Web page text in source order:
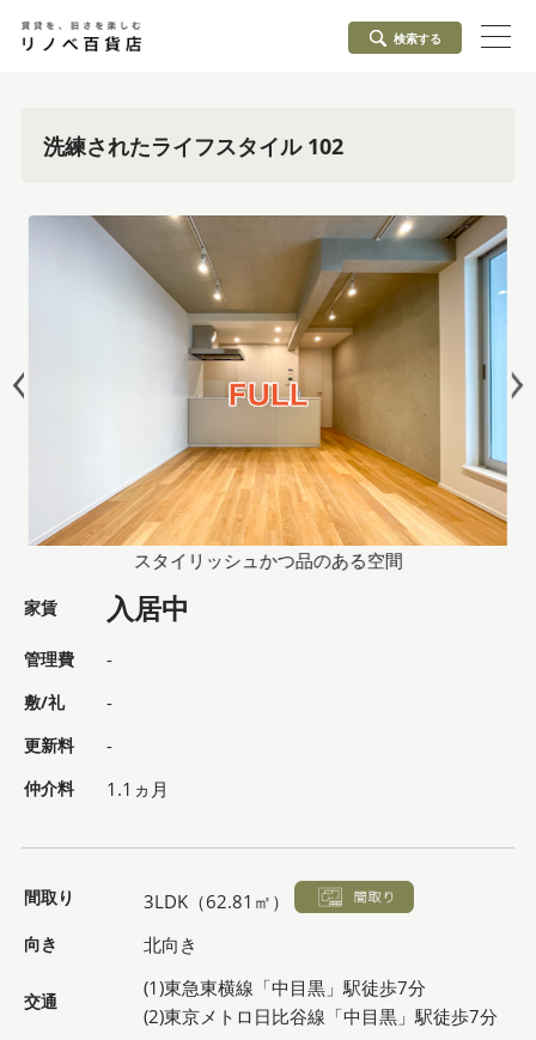
検索する
洗練されたライフスタイル 102
スタイリッシュかつ品のある空間
家賃 入居中
管理費 -
敷/礼 -
更新料 -
仲介料 1.1ヵ月
間取り 3LDK（62.81㎡）
向き 北向き
交通
(1)東急東横線「中目黒」駅徒歩7分
(2)東京メトロ日比谷線「中目黒」駅徒歩7分